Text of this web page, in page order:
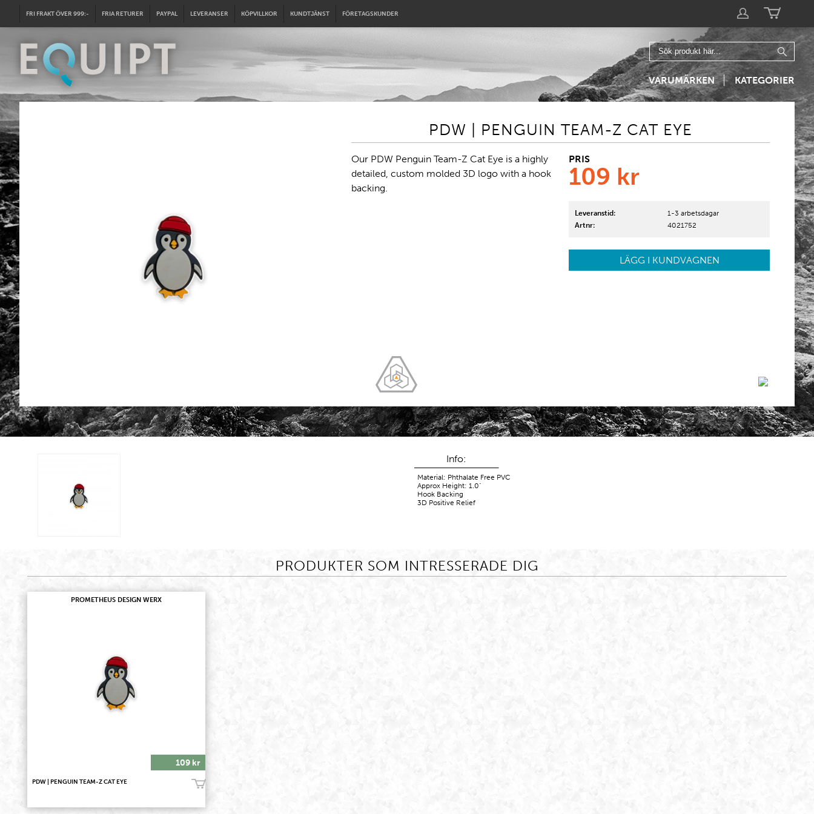
FRI FRAKT ÖVER 999:- FRIA RETURER PAYPAL LEVERANSER KÖPVILLKOR KUNDTJÄNST FÖRETAGSKUNDER
VARUMÄRKEN KATEGORIER
PDW | PENGUIN TEAM-Z CAT EYE
Our PDW Penguin Team-Z Cat Eye is a highly
detailed, custom molded 3D logo with a hook
backing.
PRIS
109 kr
Leveranstid:
1-3 arbetsdagar
Artnr:
4021752
LÄGG I KUNDVAGNEN
Info:
Material: Phthalate Free PVC
Approx Height: 1.0"
Hook Backing
3D Positive Relief
PRODUKTER SOM INTRESSERADE DIG
PROMETHEUS DESIGN WERX
109 kr
PDW | PENGUIN TEAM-Z CAT EYE Köp!